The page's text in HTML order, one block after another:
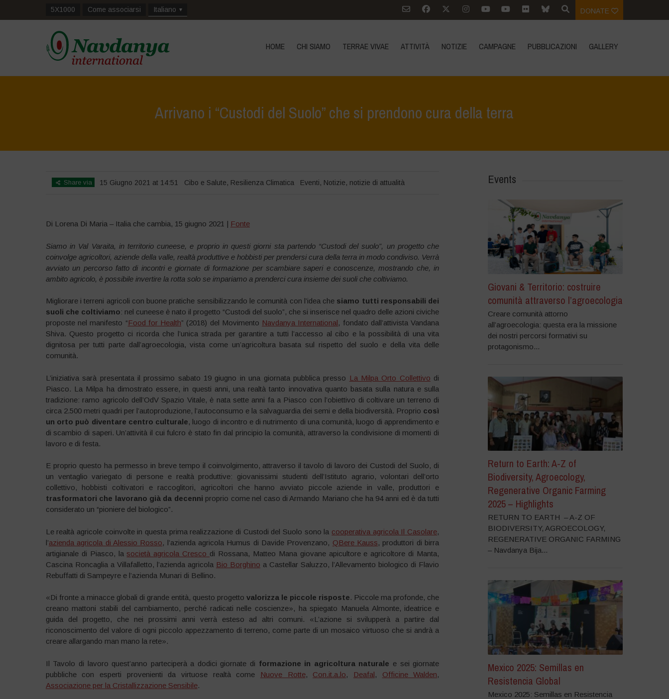
5X1000 Come associarsi Italiano DONATE
HOME CHI SIAMO TERRAE VIVAE ATTIVITÀ NOTIZIE CAMPAGNE PUBBLICAZIONI GALLERY
Arrivano i “Custodi del Suolo” che si prendono cura della terra
Share via 15 Giugno 2021 at 14:51 Cibo e Salute, Resilienza Climatica Eventi, Notizie, notizie di attualità
Di Lorena Di Maria – Italia che cambia, 15 giugno 2021 | Fonte
Siamo in Val Varaita, in territorio cuneese, e proprio in questi giorni sta partendo “Custodi del suolo”, un progetto che
coinvolge agricoltori, aziende della valle, realtà produttive e hobbisti per prendersi cura della terra in modo condiviso. Verrà
avviato un percorso fatto di incontri e giornate di formazione per scambiare saperi e conoscenze, mostrando che, in
ambito agricolo, è possibile invertire la rotta solo se impariamo a prenderci cura insieme dei suoli che coltiviamo.
Migliorare i terreni agricoli con buone pratiche sensibilizzando le comunità con l’idea che siamo tutti responsabili dei
suoli che coltiviamo: nel cuneese è nato il progetto “Custodi del suolo”, che si inserisce nel quadro delle azioni civiche
proposte nel manifesto “Food for Health” (2018) del Movimento Navdanya International, fondato dall’attivista Vandana
Shiva. Questo progetto ci ricorda che l’unica strada per garantire a tutti l’accesso al cibo e la possibilità di una vita
dignitosa per tutti parte dall’agroecologia, vista come un’agricoltura basata sul rispetto del suolo e della vita delle
comunità.
L’iniziativa sarà presentata il prossimo sabato 19 giugno in una giornata pubblica presso La Milpa Orto Collettivo di
Piasco. La Milpa ha dimostrato essere, in questi anni, una realtà tanto innovativa quanto basata sulla natura e sulla
tradizione: ramo agricolo dell’OdV Spazio Vitale, è nata sette anni fa a Piasco con l’obiettivo di coltivare un terreno di
circa 2.500 metri quadri per l’autoproduzione, l’autoconsumo e la salvaguardia dei semi e della biodiversità. Proprio così
un orto può diventare centro culturale, luogo di incontro e di nutrimento di una comunità, luogo di apprendimento e
di scambio di saperi. Un’attività il cui fulcro è stato fin dal principio la comunità, attraverso la condivisione di momenti di
lavoro e di festa.
E proprio questo ha permesso in breve tempo il coinvolgimento, attraverso il tavolo di lavoro dei Custodi del Suolo, di
un ventaglio variegato di persone e realtà produttive: giovanissimi studenti dell’Istituto agrario, volontari dell’orto
collettivo, hobbisti coltivatori e raccoglitori, agricoltori che hanno avviato piccole aziende in valle, produttori e
trasformatori che lavorano già da decenni proprio come nel caso di Armando Mariano che ha 94 anni ed è da tutti
considerato un “pioniere del biologico”.
Le realtà agricole coinvolte in questa prima realizzazione di Custodi del Suolo sono la cooperativa agricola Il Casolare,
l’azienda agricola di Alessio Rosso, l’azienda agricola Humus di Davide Provenzano, QBere Kauss, produttori di birra
artigianale di Piasco, lasocietà agricola Cresco di Rossana, Matteo Mana giovane apicultore e agricoltore di Manta,
Cascina Roncaglia a Villafalletto, l’azienda agricola Bio Borghino a Castellar Saluzzo, l’Allevamento biologico di Flavio
Rebuffatti di Sampeyre e l’azienda Munari di Bellino.
«Di fronte a minacce globali di grande entità, questo progettovalorizza le piccole risposte. Piccole ma profonde, che
creano mattoni stabili del cambiamento, perché radicati nelle coscienze», ha spiegato Manuela Almonte, ideatrice e
guida del progetto, che nei prossimi anni verrà esteso ad altri comuni. «L’azione si svilupperà a partire dal
riconoscimento del valore di ogni piccolo appezzamento di terreno, come parte di un mosaico virtuoso che si andrà a
creare allargando man mano la rete».
Il Tavolo di lavoro quest’anno parteciperà a dodici giornate di formazione in agricoltura naturale e sei giornate
pubbliche con esperti provenienti da virtuose realtà come
Nuove Rotte, Con.it.a.lo, Deafal, Officine Walden,
Associazione per la Cristallizzazione Sensibile.
Events
Giovani & Territorio: costruire
comunità attraverso l’agroecologia
Creare comunità attorno
all’agroecologia: questa era la missione
dei nostri percorsi formativi su
protagonismo...
Return to Earth: A-Z of
Biodiversity, Agroecology,
Regenerative Organic Farming
2025 – Highlights
RETURN TO EARTH – A-Z OF
BIODIVERSITY, AGROECOLOGY,
REGENERATIVE ORGANIC FARMING
– Navdanya Bija...
Mexico 2025: Semillas en
Resistencia Global
Mexico 2025: Semillas en Resistencia